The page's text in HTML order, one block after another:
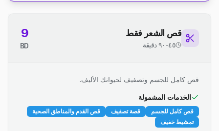
قص الشعر فقط
٤٥-٩٠ دقيقة
9
BD
قص كامل للجسم وتصفيف لحيوانك الأليف.
الخدمات المشمولة
قص كامل للجسم قصة تصفيف
قص القدم والمناطق الصحية
تمشيط خفيف